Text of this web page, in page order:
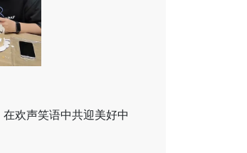
欢声笑语中共迎美好中